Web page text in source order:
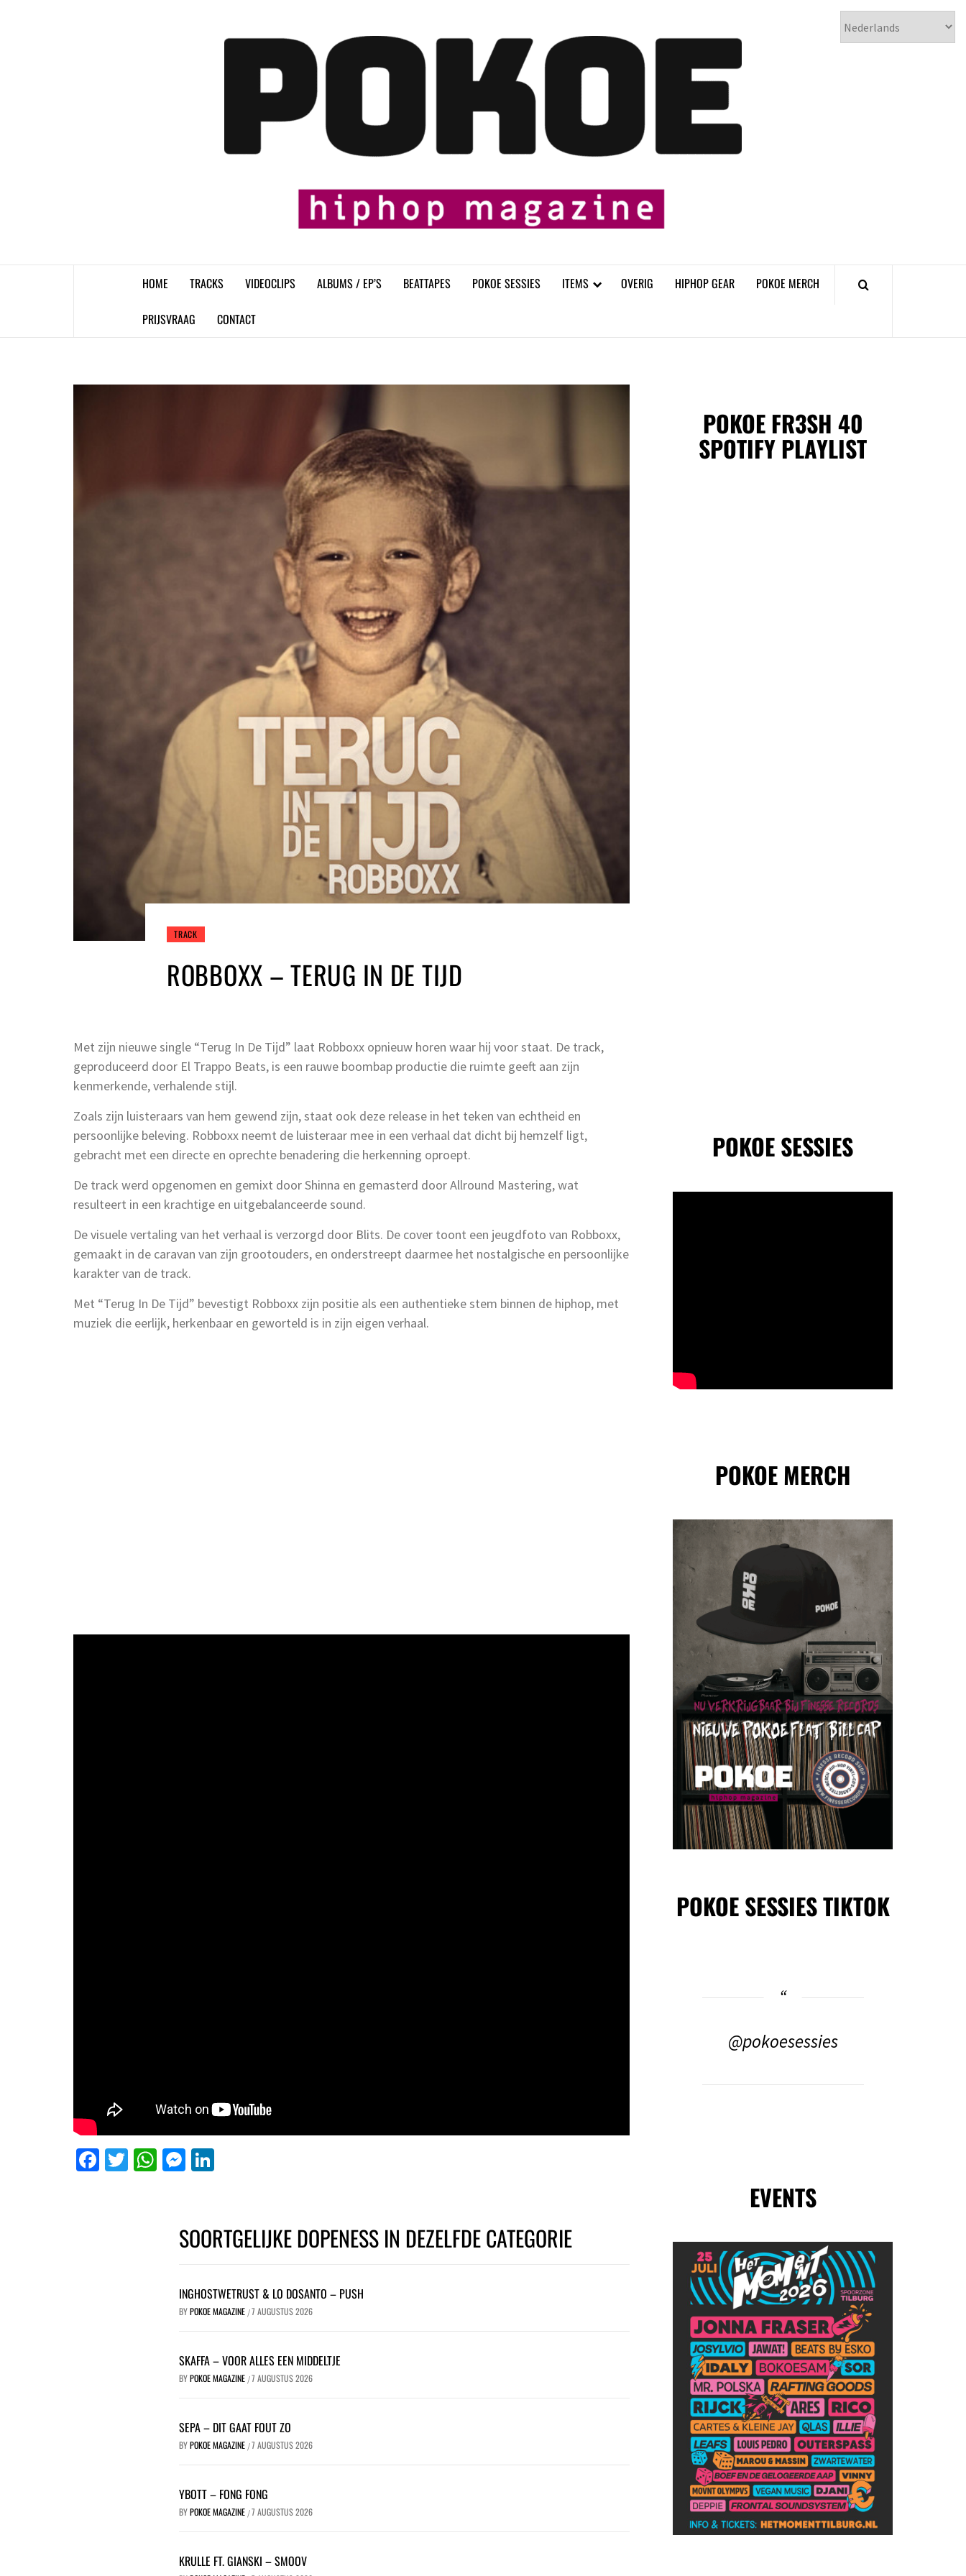
𝗣𝗢𝗞𝗢𝗘
HOME TRACKS VIDEOCLIPS ALBUMS / EP’S BEATTAPES POKOE SESSIES ITEMS OVERIG HIPHOP GEAR POKOE MERCH
PRIJSVRAAG CONTACT
TRACK
ROBBOXX – TERUG IN DE TIJD
Met zijn nieuwe single “Terug In De Tijd” laat Robboxx opnieuw horen waar hij voor staat. De track,
geproduceerd door El Trappo Beats, is een rauwe boombap productie die ruimte geeft aan zijn
kenmerkende, verhalende stijl.
Zoals zijn luisteraars van hem gewend zijn, staat ook deze release in het teken van echtheid en
persoonlijke beleving. Robboxx neemt de luisteraar mee in een verhaal dat dicht bij hemzelf ligt,
gebracht met een directe en oprechte benadering die herkenning oproept.
De track werd opgenomen en gemixt door Shinna en gemasterd door Allround Mastering, wat
resulteert in een krachtige en uitgebalanceerde sound.
De visuele vertaling van het verhaal is verzorgd door Blits. De cover toont een jeugdfoto van Robboxx,
gemaakt in de caravan van zijn grootouders, en onderstreept daarmee het nostalgische en persoonlijke
karakter van de track.
Met “Terug In De Tijd” bevestigt Robboxx zijn positie als een authentieke stem binnen de hiphop, met
muziek die eerlijk, herkenbaar en geworteld is in zijn eigen verhaal.
Facebook
Twitter
WhatsApp
Messenger
SOORTGELIJKE DOPENESS IN DEZELFDE CATEGORIE
INGHOSTWETRUST & LO DOSANTO – PUSH
BYPOKOE MAGAZINE /7 AUGUSTUS 2026
SKAFFA – VOOR ALLES EEN MIDDELTJE
BYPOKOE MAGAZINE /7 AUGUSTUS 2026
SEPA – DIT GAAT FOUT ZO
BYPOKOE MAGAZINE /7 AUGUSTUS 2026
YBOTT – FONG FONG
BYPOKOE MAGAZINE /7 AUGUSTUS 2026
KRULLE FT. GIANSKI – SMOOV
POKOE FR3SH 40
SPOTIFY PLAYLIST
POKOE SESSIES
POKOE MERCH
POKOE SESSIES TIKTOK
@pokoesessies
EVENTS